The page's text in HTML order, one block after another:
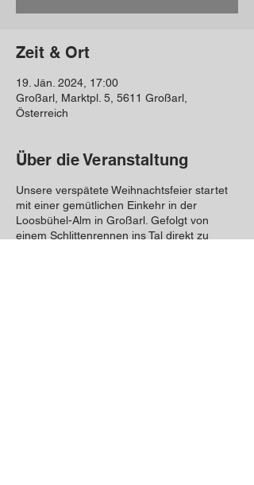
Zeit & Ort
19. Jän. 2024, 17:00
Großarl, Marktpl. 5, 5611 Großarl,
Österreich
Über die Veranstaltung
Unsere verspätete Weihnachtsfeier startet
mit einer gemütlichen Einkehr in der
Loosbühel-Alm in Großarl. Gefolgt von
einem Schlittenrennen ins Tal direkt zu